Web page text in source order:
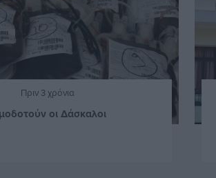
Πριν 3 χρόνια
οι Δάσκαλοι